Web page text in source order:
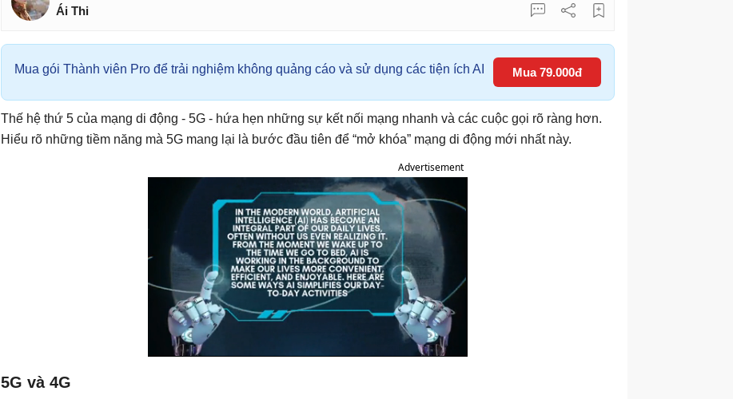
Ái Thi
Mua gói Thành viên Pro để trải nghiệm không quảng cáo và sử dụng các tiện ích AI Mua 79.000đ
Thế hệ thứ 5 của mạng di động - 5G - hứa hẹn những sự kết nối mạng nhanh và các cuộc gọi rõ ràng hơn.
Hiểu rõ những tiềm năng mà 5G mang lại là bước đầu tiên để “mở khóa” mạng di động mới nhất này.
Advertisement
5G và 4G